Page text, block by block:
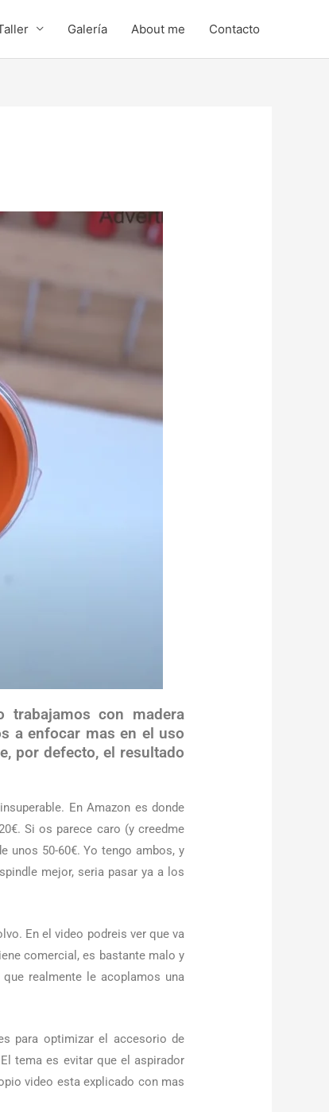
Galería About me Contacto
con madera
a enfocar mas en el uso
por defecto, el resultado
En Amazon es donde
Si os parece caro (y creedme
unos 50-60€. Yo tengo ambos, y
mejor, seria pasar ya a los
En el video podreis ver que va
comercial, es bastante malo y
realmente le acoplamos una
para optimizar el accesorio de
tema es evitar que el aspirador
video esta explicado con mas